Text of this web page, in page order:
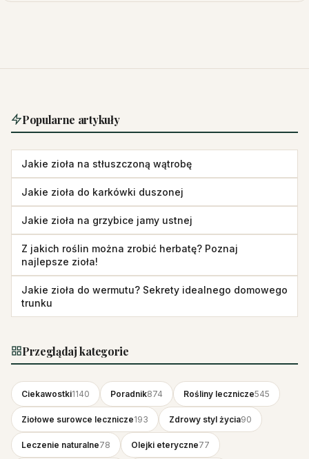
Popularne artykuły
Jakie zioła na stłuszczoną wątrobę
Jakie zioła do karkówki duszonej
Jakie zioła na grzybice jamy ustnej
Z jakich roślin można zrobić herbatę? Poznaj
najlepsze zioła!
Jakie zioła do wermutu? Sekrety idealnego domowego
trunku
Przeglądaj kategorie
Ciekawostki1140 Poradnik874 Rośliny lecznicze545
Ziołowe surowce lecznicze193 Zdrowy styl życia90
Leczenie naturalne78 Olejki eteryczne77